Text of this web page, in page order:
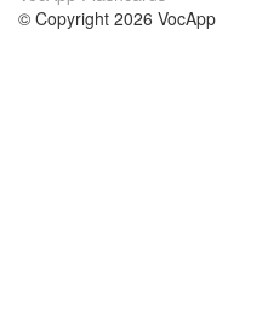
© Copyright 2026 VocApp